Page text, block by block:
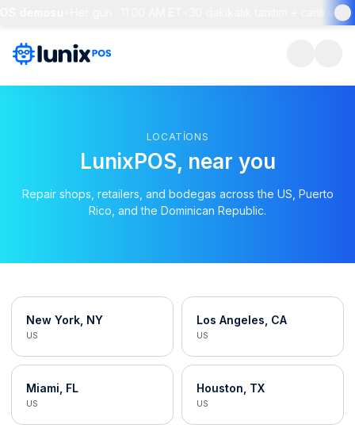
30 dakikalık tanıtım + canlı
LOCATIONS
LunixPOS, near you
Repair shops, retailers, and bodegas across the US, Puerto
Rico, and the Dominican Republic.
New York, NY
US
Los Angeles, CA
US
Miami, FL
US
Houston, TX
US